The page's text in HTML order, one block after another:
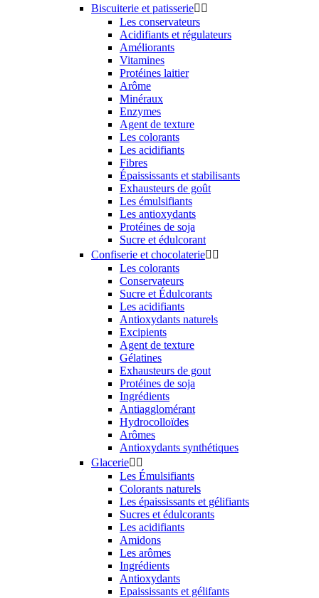
Biscuiterie et patisserie 
Les conservateurs
Acidifiants et régulateurs
Améliorants
Vitamines
Protéines laitier
Arôme
Minéraux
Enzymes
Agent de texture
Les colorants
Les acidifiants
Fibres
Épaississants et stabilisants
Exhausteurs de goût
Les émulsifiants
Les antioxydants
Protéines de soja
Sucre et édulcorant
Confiserie et chocolaterie 
Les colorants
Conservateurs
Sucre et Édulcorants
Les acidifiants
Antioxydants naturels
Excipients
Agent de texture
Gélatines
Exhausteurs de gout
Protéines de soja
Ingrédients
Antiagglomérant
Hydrocolloïdes
Arômes
Antioxydants synthétiques
Glacerie 
Les Émulsifiants
Colorants naturels
Les épaississants et gélifiants
Sucres et édulcorants
Les acidifiants
Amidons
Les arômes
Ingrédients
Antioxydants
Epaississants et gélifants